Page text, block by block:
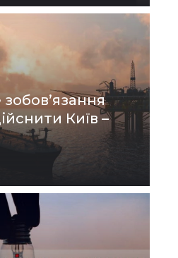
Київ –